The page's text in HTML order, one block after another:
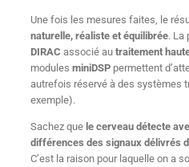
Une fois les mesures faites, le
naturelle, réaliste et équilibrée. La
DIRAC associé au traitement
modules miniDSP permettent
autrefois réservé à des systèmes
exemple).
Sachez que le cerveau détecte
différences des signaux délivrés
C’est la raison pour laquelle on a